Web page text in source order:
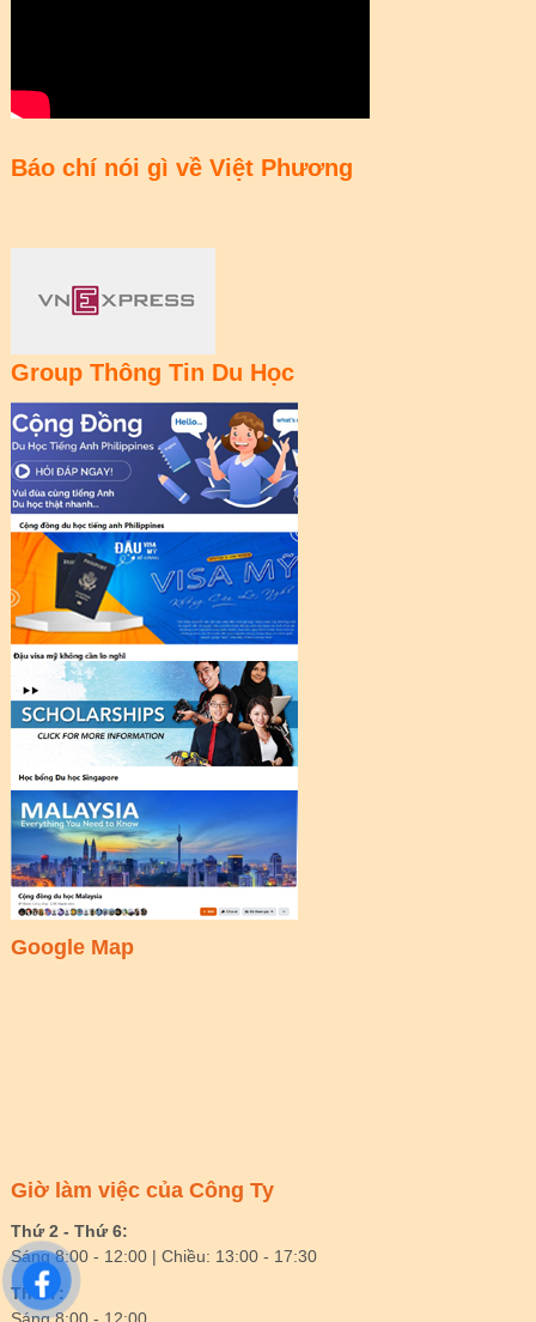
Báo chí nói gì về Việt Phương
Group Thông Tin Du Học
Google Map
Giờ làm việc của Công Ty
Thứ 2 - Thứ 6:
Sáng 8:00 - 12:00 | Chiều: 13:00 - 17:30
Thứ 7: